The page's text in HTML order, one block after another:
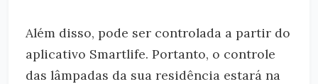
Além disso, pode ser controlada a partir do
aplicativo Smartlife. Portanto, o controle
das lâmpadas da sua residência estará na